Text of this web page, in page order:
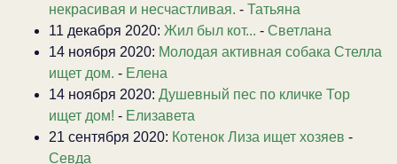
некрасивая и несчастливая. - Татьяна
11 декабря 2020: Жил был кот... - Светлана
14 ноября 2020: Молодая активная собака Стелла
ищет дом. - Елена
14 ноября 2020: Душевный пес по кличке Тор
ищет дом! - Елизавета
21 сентября 2020: Котенок Лиза ищет хозяев -
Севда